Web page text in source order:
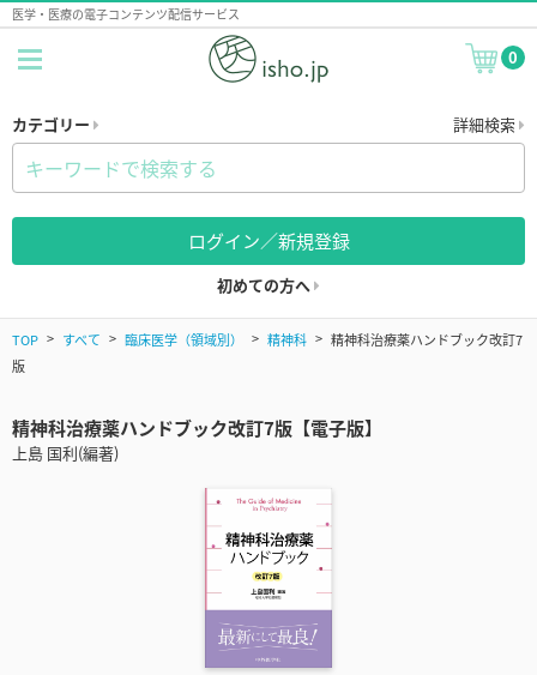
医学・医療の電子コンテンツ配信サービス
0
カテゴリー 詳細検索
ログイン／新規登録
初めての方へ
TOP すべて 臨床医学（領域別） 精神科
精神科治療薬ハンドブック改訂7
版
精神科治療薬ハンドブック改訂7版【電子版】
上島 国利(編著)